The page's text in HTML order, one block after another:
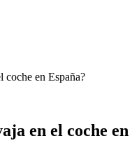
coche en España?
en el coche en